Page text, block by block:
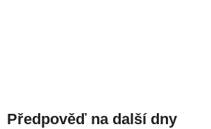
Předpověď na další dny